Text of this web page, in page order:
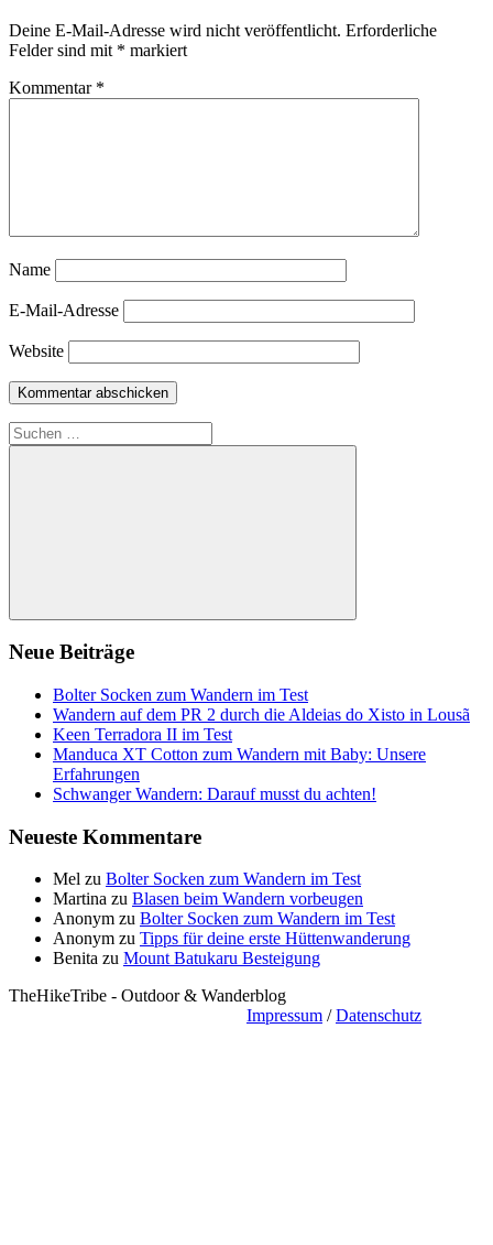
Deine E-Mail-Adresse wird nicht veröffentlicht. Erforderliche
Felder sind mit * markiert
Kommentar *
Name
E-Mail-Adresse
Website
Suchen
nach:
Suchen
Neue Beiträge
Bolter Socken zum Wandern im Test
Wandern auf dem PR 2 durch die Aldeias do Xisto in Lousã
Keen Terradora II im Test
Manduca XT Cotton zum Wandern mit Baby: Unsere
Erfahrungen
Schwanger Wandern: Darauf musst du achten!
Neueste Kommentare
Mel zu Bolter Socken zum Wandern im Test
Martina zu Blasen beim Wandern vorbeugen
Anonym zu Bolter Socken zum Wandern im Test
Anonym zu Tipps für deine erste Hüttenwanderung
Benita zu Mount Batukaru Besteigung
TheHikeTribe - Outdoor & Wanderblog
Impressum /Datenschutz